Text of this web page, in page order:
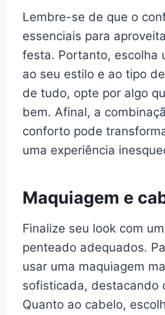
Lembre-se de que o
essenciais para
festa. Portanto, escolha
ao seu estilo e ao tipo
de tudo, opte por algo
bem. Afinal, a
conforto pode
uma experiência
Maquiagem e
Finalize seu look com
penteado adequados.
usar uma maquiagem
sofisticada, destacando
Quanto ao cabelo,